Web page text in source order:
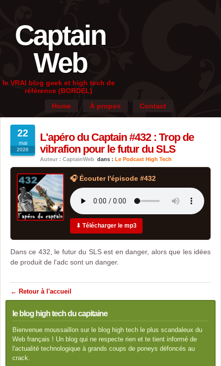
Captain
Web
le VRAI blog geek et high tech de
référence (BORDEL)
Home
À propos Contact
22
mai
2026
L'apéro du Captain #432 : Trop de
vibrafion pour le futur du SLS
Auteur : CaptainWeb dans : Le Podcast High Tech
🎧 Écouter l'épisode #432
⬇ Télécharger le mp3
Dans ce 432, le futur du SLS est en danger, alors que les idées
de produit de l'adc sont un danger.
← Retour à l'accueil
le blog high tech du capitaine
Bienvenue moussaillon sur le blog high tech le plus scandaleux du
Web français ! Un blog qui ne respecte rien et te tient informé de
l'actualité technologique à grands coups de poneys défoncés au
crack.